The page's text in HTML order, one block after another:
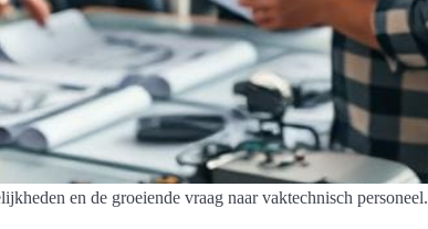
en de groeiende vraag naar vaktechnisch personeel.